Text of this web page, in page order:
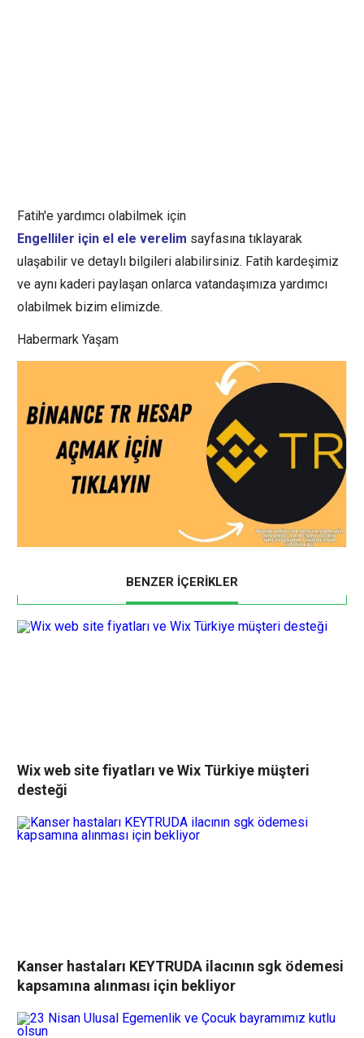
Fatih'e yardımcı olabilmek için
Engelliler için el ele verelim sayfasına tıklayarak
ulaşabilir ve detaylı bilgileri alabilirsiniz. Fatih kardeşimiz
ve aynı kaderi paylaşan onlarca vatandaşımıza yardımcı
olabilmek bizim elimizde.
Habermark Yaşam
BENZER İÇERİKLER
Wix web site fiyatları ve Wix Türkiye müşteri
desteği
Kanser hastaları KEYTRUDA ilacının sgk ödemesi
kapsamına alınması için bekliyor